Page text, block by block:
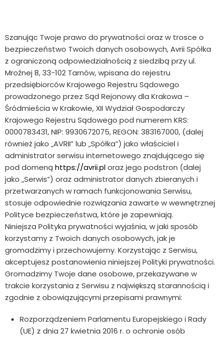
Szanując Twoje prawo do prywatności oraz w trosce o
bezpieczeństwo Twoich danych osobowych, Avrii Spółka
z ograniczoną odpowiedzialnością z siedzibą przy ul.
Mroźnej 8, 33-102 Tarnów, wpisana do rejestru
przedsiębiorców Krajowego Rejestru Sądowego
prowadzonego przez Sąd Rejonowy dla Krakowa –
Śródmieścia w Krakowie, XII Wydział Gospodarczy
Krajowego Rejestru Sądowego pod numerem KRS:
0000783431, NIP: 9930672075, REGON: 383167000, (dalej
również jako „AVRII” lub „Spółka”) jako właściciel i
administrator serwisu internetowego znajdującego się
pod domeną https://avrii.ploraz jego podstron (dalej
jako „Serwis”) oraz administrator danych zbieranych i
przetwarzanych w ramach funkcjonowania Serwisu,
stosuje odpowiednie rozwiązania zawarte w wewnętrznej
Polityce bezpieczeństwa, które je zapewniają.
Niniejsza Polityka prywatności wyjaśnia, w jaki sposób
korzystamy z Twoich danych osobowych, jak je
gromadzimy i przechowujemy. Korzystając z Serwisu,
akceptujesz postanowienia niniejszej Polityki prywatności.
Gromadzimy Twoje dane osobowe, przekazywane w
trakcie korzystania z Serwisu z największą starannością i
zgodnie z obowiązującymi przepisami prawnymi:
Rozporządzeniem Parlamentu Europejskiego i Rady
(UE) z dnia 27 kwietnia 2016 r. o ochronie osób